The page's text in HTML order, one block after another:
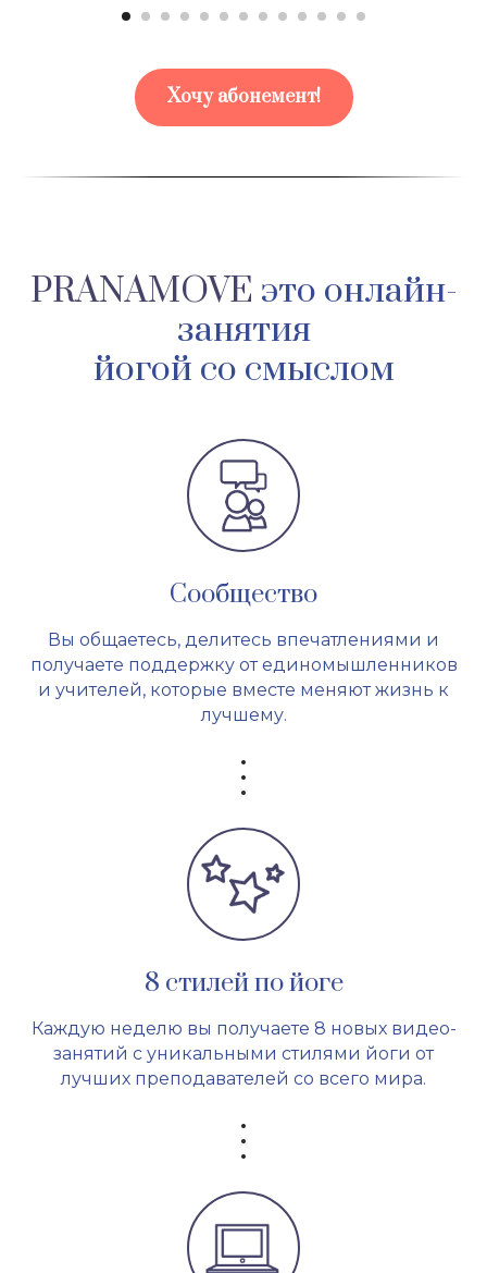
Хочу абонемент!
PRANAMOVE это онлайн-
занятия
йогой со смыслом
Сообщество
Вы общаетесь, делитесь впечатлениями и
получаете поддержку от единомышленников
и учителей, которые вместе меняют жизнь к
лучшему.
8 стилей по йоге
Каждую неделю вы получаете 8 новых видео-
занятий с уникальными стилями йоги от
лучших преподавателей со всего мира.